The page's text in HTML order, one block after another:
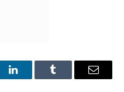
LinkedInTumblr
E-